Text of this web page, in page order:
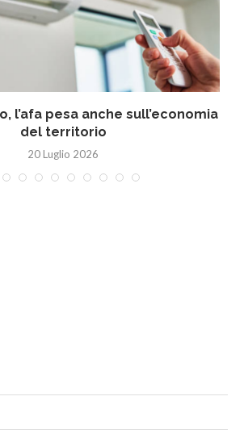
l’afa pesa anche sull’economia
del territorio
20 Luglio 2026